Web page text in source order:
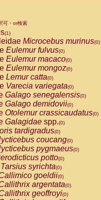
nigrivittatus
Saimiri boliviensis(0)
sciureus(0)
caraya(0)
fusca(0)
seniculus
spp.(0)
belzebuth(0)
geoffroyi(0)
paniscus(0)
spp.(0)
Lagothrix lagothricha
lagothricha cana
Cacajao calvus
Callicebus cupreus
Callicebus donacophilus
Callicebus moloch
Callicebus torquatus
Callicebusspp.(0)
可・or検索
(1)
Microcebus murinus(0)
Eulemur fulvus(0)
Eulemur macaco(0)
Eulemur mongoz(0)
Lemur catta(0)
Varecia variegata(0)
Galago senegalensis(0)
Galago demidovii(0)
Otolemur crassicaudatus(0)
Galagidae spp.(0)
tardigradus(0)
coucang(0)
pygmaeus(0)
potto(0)
Tarsius syrichta(0)
goeldii(0)
argentata(0)
geoffroyi(0)